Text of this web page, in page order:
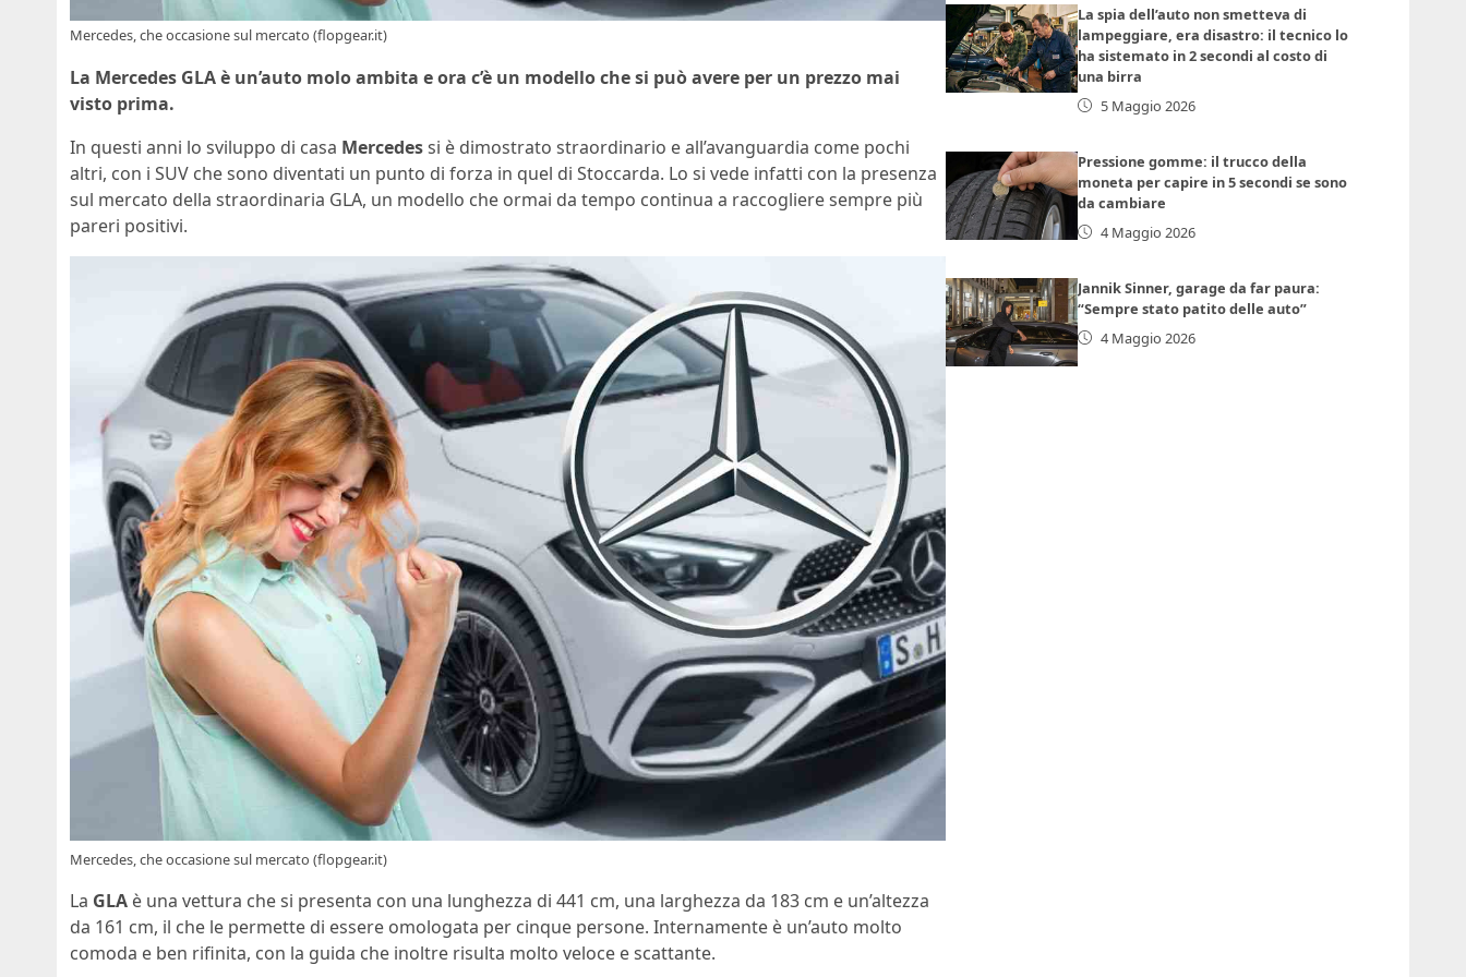
Mercedes, che occasione sul mercato (flopgear.it)
La Mercedes GLA è un’auto molo ambita e ora c’è un modello che si può avere per un prezzo mai
visto prima.
In questi anni lo sviluppo di casa Mercedessi è dimostrato straordinario e all’avanguardia come pochi
altri, con i SUV che sono diventati un punto di forza in quel di Stoccarda. Lo si vede infatti con la presenza
sul mercato della straordinaria GLA, un modello che ormai da tempo continua a raccogliere sempre più
pareri positivi.
Mercedes, che occasione sul mercato (flopgear.it)
La GLA è una vettura che si presenta con una lunghezza di 441 cm, una larghezza da 183 cm e un’altezza
da 161 cm, il che le permette di essere omologata per cinque persone. Internamente è un’auto molto
comoda e ben rifinita, con la guida che inoltre risulta molto veloce e scattante.
La spia dell’auto non smetteva di
lampeggiare, era disastro: il tecnico lo
ha sistemato in 2 secondi al costo di
una birra
5 Maggio 2026
Pressione gomme: il trucco della
moneta per capire in 5 secondi se sono
da cambiare
4 Maggio 2026
Jannik Sinner, garage da far paura:
“Sempre stato patito delle auto”
4 Maggio 2026